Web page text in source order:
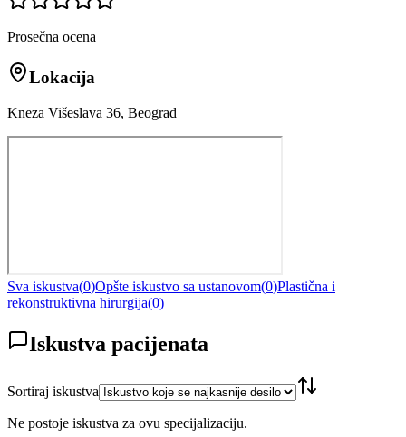
Prosečna ocena
Lokacija
Kneza Višeslava 36, Beograd
Sva iskustva(0)Opšte iskustvo sa ustanovom(0)Plastična i
rekonstruktivna hirurgija(0)
Iskustva pacijenata
Sortiraj iskustva
Ne postoje iskustva za ovu specijalizaciju.